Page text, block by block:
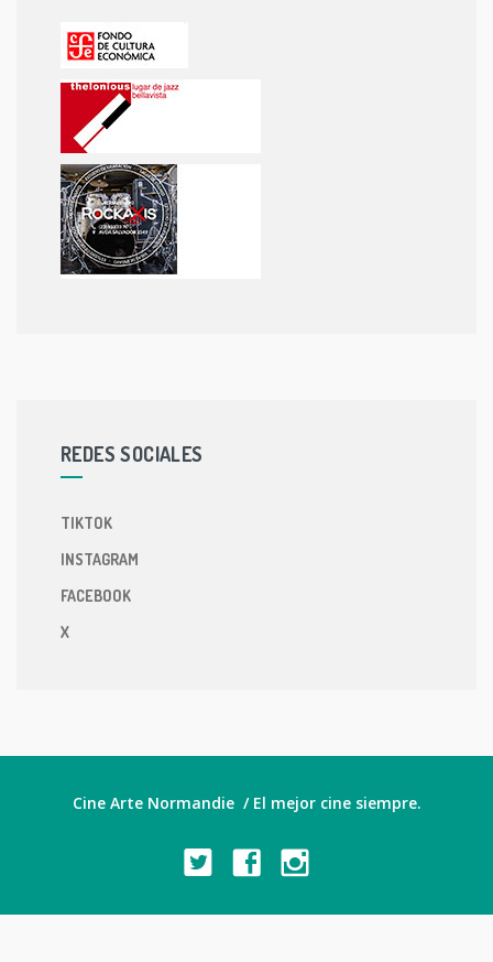
REDES SOCIALES
TIKTOK
INSTAGRAM
FACEBOOK
X
Cine Arte Normandie / El mejor cine siempre.